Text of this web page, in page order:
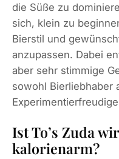
die Süße zu
sich, klein zu
Bierstil und
anzupassen. Dabei
aber sehr stimmige
sowohl Bierliebhaber
Ist To’s Zuda
kalorienarm?